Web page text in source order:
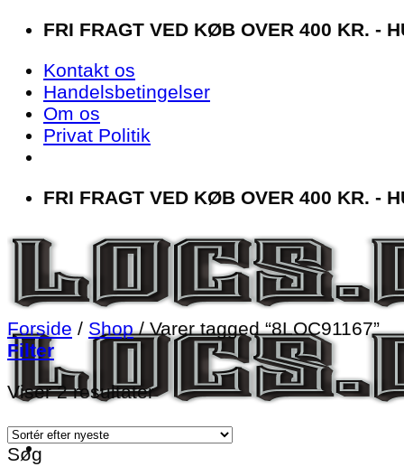
Fortsæt
indhold
FRI FRAGT VED KØB OVER 400 KR. -
Kontakt os
Handelsbetingelser
Om os
Privat Politik
FRI FRAGT VED KØB OVER 400 KR. -
Forside / Shop /Varer tagged “8LOC91167”
Filter
Viser 2 resultaterSorteret
seneste
Søg